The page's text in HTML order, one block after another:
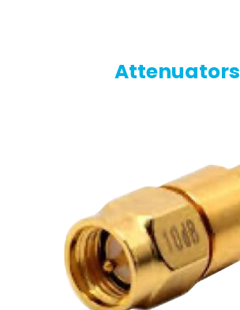
RouterAmp
Attenuators